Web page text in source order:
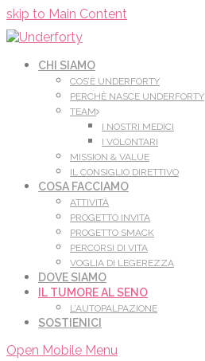
skip to Main Content
CHI SIAMO
COS’È UNDERFORTY
PERCHÈ NASCE UNDERFORTY
TEAM
I NOSTRI MEDICI
I VOLONTARI
MISSION & VALUE
IL CONSIGLIO DIRETTIVO
COSA FACCIAMO
ATTIVITÀ
PROGETTO INVITA
PROGETTO SMACK
PERCORSI DI VITA
VOGLIA DI LEGEREZZA
DOVE SIAMO
IL TUMORE AL SENO
L’AUTOPALPAZIONE
SOSTIENICI
Open Mobile Menu